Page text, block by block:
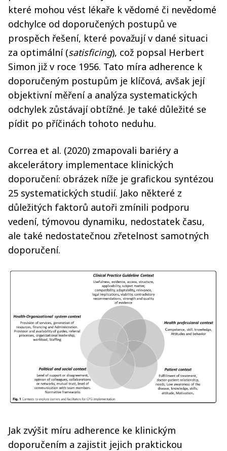
které mohou vést lékaře k vědomé či nevědomé
odchylce od doporučených postupů ve
prospěch řešení, které považují v dané situaci
za optimální (satisficing), což popsal Herbert
Simon již v roce 1956. Tato míra adherence k
doporučeným postupům je klíčová, avšak její
objektivní měření a analýza systematických
odchylek zůstávají obtížné. Je také důležité se
pídit po příčinách tohoto neduhu.
Correa et al. (2020) zmapovali bariéry a
akcelerátory implementace klinických
doporučení: obrázek níže je grafickou syntézou
25 systematických studií. Jako některé z
důležitých faktorů autoři zmínili podporu
vedení, týmovou dynamiku, nedostatek času,
ale také nedostatečnou zřetelnost samotných
doporučení.
Jak zvýšit míru adherence ke klinickým
doporučením a zajistit jejich praktickou